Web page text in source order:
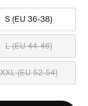
S (EU 36-38)
L (EU 44-46)
XXL (EU 52-54)